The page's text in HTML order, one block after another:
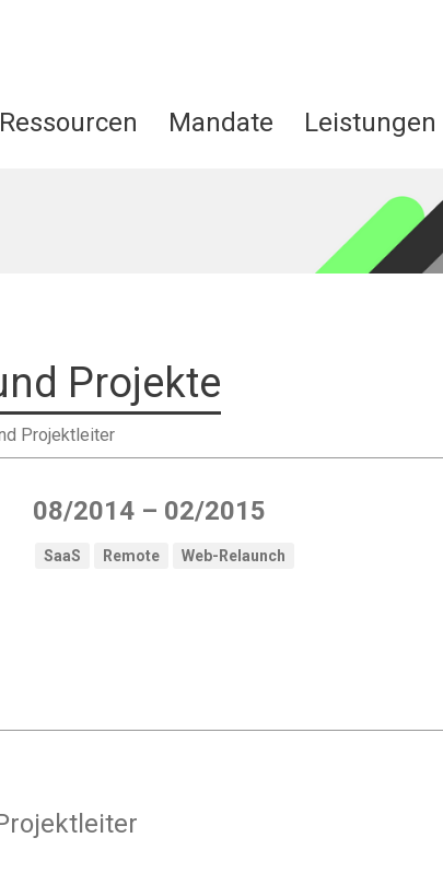
Ressourcen Mandate Leistungen
Projekte
Projektleiter
08/2014 – 02/2015
SaaS Remote Web-Relaunch